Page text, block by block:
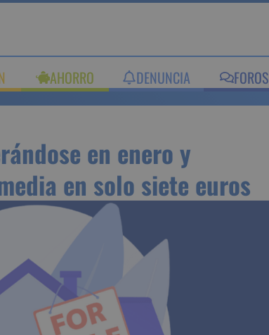
AHORRO DENUNCIA FOROS
en enero y
media en solo siete